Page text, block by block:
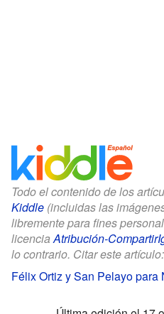
Todo el contenido de los
Kiddle (incluidas las
libremente para fines
licencia Atribución-
lo contrario. Citar este artículo:
Félix Ortiz y San Pelayo para